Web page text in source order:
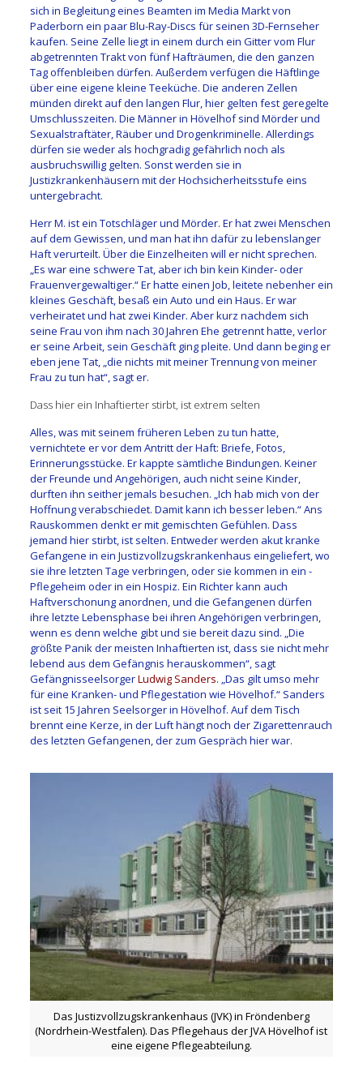
sich in Begleitung eines Beamten im Media Markt von
Paderborn ein paar Blu-Ray-Discs für seinen 3D-Fernseher
kaufen. Seine Zelle liegt in einem durch ein Gitter vom Flur
abgetrennten Trakt von fünf Hafträumen, die den ganzen
Tag offenbleiben dürfen. Außerdem verfügen die Häftlinge
über eine eigene kleine Teeküche. Die anderen Zellen
münden direkt auf den langen Flur, hier gelten fest geregelte
Umschlusszeiten. Die Männer in Hövelhof sind Mörder und
Sexualstraftäter, Räuber und Drogenkriminelle. Allerdings
dürfen sie weder als hochgradig gefährlich noch als
ausbruchswillig gelten. Sonst werden sie in
Justizkrankenhäusern mit der Hochsicherheits­stufe eins
untergebracht.
Herr M. ist ein Totschläger und Mörder. Er hat zwei Menschen
auf dem Gewissen, und man hat ihn dafür zu lebenslanger
Haft verurteilt. Über die Einzelheiten will er nicht sprechen.
„Es war eine schwere Tat, aber ich bin kein Kinder- oder
Frauenverge­waltiger.“ Er hatte einen Job, leitete nebenher ein
kleines Geschäft, besaß ein Auto und ein Haus. Er war
verheiratet und hat zwei Kinder. Aber kurz nachdem sich
seine Frau von ihm nach 30 Jahren Ehe getrennt hatte, verlor
er seine Arbeit, sein Geschäft ging pleite. Und dann beging er
eben jene Tat, „die nichts mit meiner Trennung von meiner
Frau zu tun hat“, sagt er.
Dass hier ein Inhaftierter stirbt, ist extrem selten
Alles, was mit seinem früheren Leben zu tun hatte,
vernichtete er vor dem Antritt der Haft: Briefe, Fotos,
Erinnerungsstücke. Er ­kappte sämtliche Bindungen. Keiner
der Freunde und Angehörigen, auch nicht seine Kinder,
durften ihn seither jemals besuchen. „Ich hab mich von der
Hoffnung verabschiedet. Damit kann ich besser leben.“ Ans
Rauskommen denkt er mit gemischten Gefühlen. Dass
jemand hier stirbt, ist selten. Entweder werden akut ­kranke
Gefangene in ein Justizvollzugskrankenhaus eingeliefert, wo
sie ihre letzten Tage verbringen, oder sie kommen in ein ­
Pflegeheim oder in ein Hospiz. Ein Richter kann auch
Haftverschonung anordnen, und die Gefangenen dürfen
ihre letzte Lebensphase bei ihren Angehörigen verbringen,
wenn es denn welche gibt und sie bereit dazu sind. „Die
größte Panik der meisten Inhaftierten ist, dass sie nicht mehr
lebend aus dem Gefängnis herauskommen“, sagt
GefängnisseelsorgerLudwig Sanders. „Das gilt umso mehr
für eine Kranken- und Pflegestation wie Hövelhof.“ Sanders
ist seit 15 Jahren Seelsorger in Hövelhof. Auf dem Tisch
brennt eine Kerze, in der Luft hängt noch der Zigarettenrauch
des letzten Gefangenen, der zum Gespräch hier war.
Das Justizvollzugskrankenhaus (JVK) in Fröndenberg
(Nordrhein-Westfalen). Das Pflegehaus der JVA Hövelhof ist
eine eigene Pflegeabteilung.